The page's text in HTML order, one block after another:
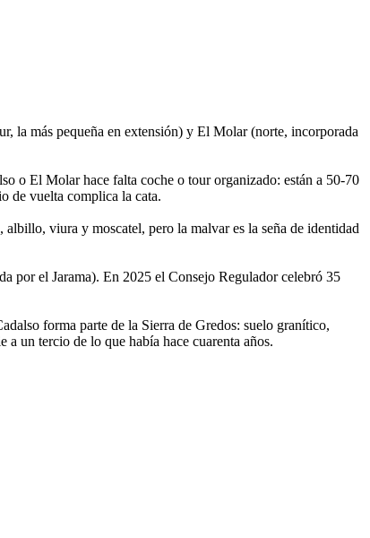
la más pequeña en extensión) y El Molar (norte, incorporada
o El Molar hace falta coche o tour organizado: están a 50-70
de vuelta complica la cata.
viura y moscatel, pero la malvar es la seña de identidad
por el Jarama). En 2025 el Consejo Regulador celebró 35
forma parte de la Sierra de Gredos: suelo granítico,
un tercio de lo que había hace cuarenta años.